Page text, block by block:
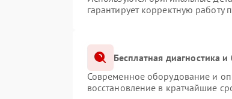
гарантирует корректную работу
Бесплатная диагностика
Современное оборудование и
восстановление в кратчайшие